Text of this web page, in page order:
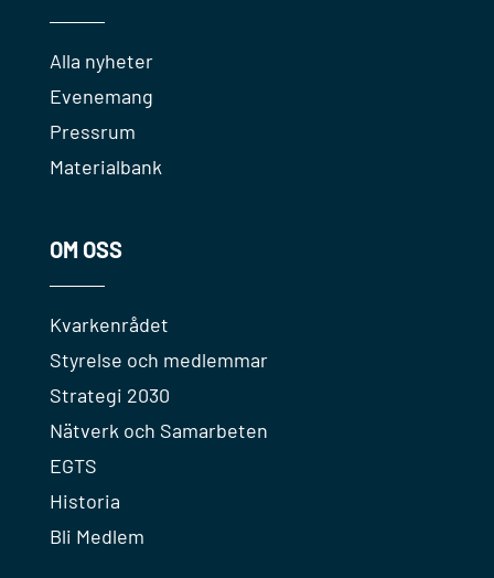
Alla nyheter
Evenemang
Pressrum
Materialbank
OM OSS
Kvarkenrådet
Styrelse och medlemmar
Strategi 2030
Nätverk och Samarbeten
EGTS
Historia
Bli Medlem